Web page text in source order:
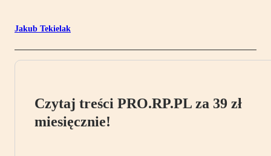
Jakub Tekielak
Czytaj treści PRO.RP.PL za 39 zł
miesięcznie!